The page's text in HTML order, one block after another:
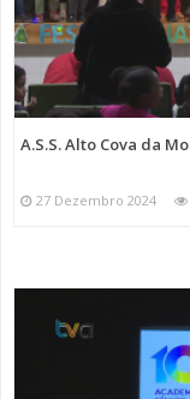
A.S.S. Alto Cova da
27 Dezembro 2024